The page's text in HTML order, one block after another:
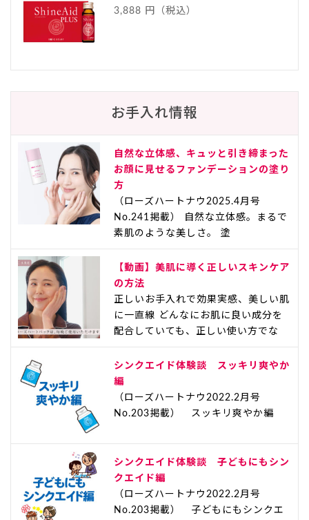
3,888 円（税込）
お手入れ情報
自然な立体感、キュッと引き締まった
お顔に見せるファンデーションの塗り
方
（ローズハートナウ2025.4月号
No.241掲載） 自然な立体感。まるで
素肌のような美しさ。 塗
【動画】美肌に導く正しいスキンケア
の方法
正しいお手入れで効果実感、美しい肌
に一直線 どんなにお肌に良い成分を
配合していても、正しい使い方でな
シンクエイド体験談 スッキリ爽やか
編
（ローズハートナウ2022.2月号
No.203掲載） スッキリ爽やか編
シンクエイド体験談 子どもにもシン
クエイド編
（ローズハートナウ2022.2月号
No.203掲載） 子どもにもシンクエ